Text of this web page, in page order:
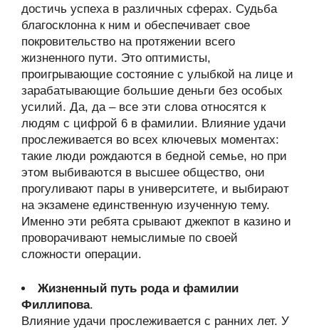
достичь успеха в различных сферах. Судьба
благосклонна к ним и обеспечивает свое
покровительство на протяжении всего
жизненного пути. Это оптимисты,
проигрывающие состояние с улыбкой на лице и
зарабатывающие большие деньги без особых
усилий. Да, да – все эти слова относятся к
людям с цифрой 6 в фамилии. Влияние удачи
прослеживается во всех ключевых моментах:
такие люди рождаются в бедной семье, но при
этом выбиваются в высшее общество, они
прогуливают пары в университете, и выбирают
на экзамене единственную изученную тему.
Именно эти ребята срывают джекпот в казино и
проворачивают немыслимые по своей
сложности операции.
Жизненный путь рода и фамилии
Филлипова.
Влияние удачи прослеживается с ранних лет. У